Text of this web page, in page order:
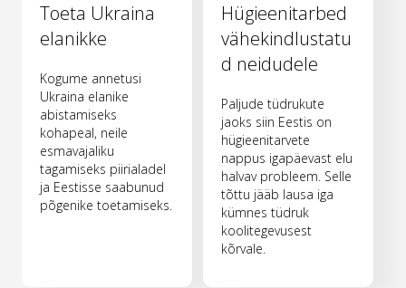
Toeta Ukraina
elanikke
Kogume annetusi
Ukraina elanike
abistamiseks
kohapeal, neile
esmavajaliku
tagamiseks piirialadel
ja Eestisse saabunud
põgenike toetamiseks.
Hügieenitarbed
vähekindlustatu
d neidudele
Paljude tüdrukute
jaoks siin Eestis on
hügieenitarvete
nappus igapäevast elu
halvav probleem. Selle
tõttu jääb lausa iga
kümnes tüdruk
koolitegevusest
kõrvale.